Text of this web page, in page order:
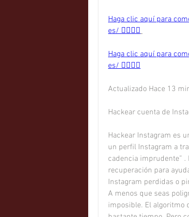
Haga clic aquí para
es/ 👈🏻👈🏻
Haga clic aquí para
es/ 👈🏻👈🏻
Actualizado Hace 13
Hackear cuenta de
Hackear Instagram es
un perfil Instagram a
cadencia imprudente”
recuperación para
Instagram perdidas o
A menos que seas
imposible. El algoritmo